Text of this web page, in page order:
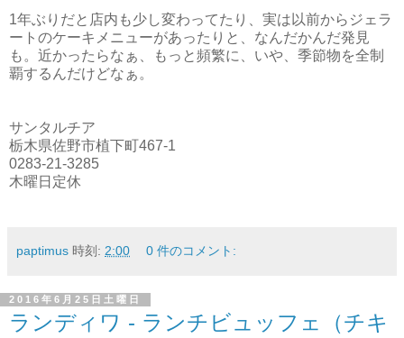
1年ぶりだと店内も少し変わってたり、実は以前からジェラ
ートのケーキメニューがあったりと、なんだかんだ発見
も。近かったらなぁ、もっと頻繁に、いや、季節物を全制
覇するんだけどなぁ。
サンタルチア
栃木県佐野市植下町467-1
0283-21-3285
木曜日定休
paptimus 時刻: 2:00 0 件のコメント:
2016年6月25日土曜日
ランディワ - ランチビュッフェ（チキ